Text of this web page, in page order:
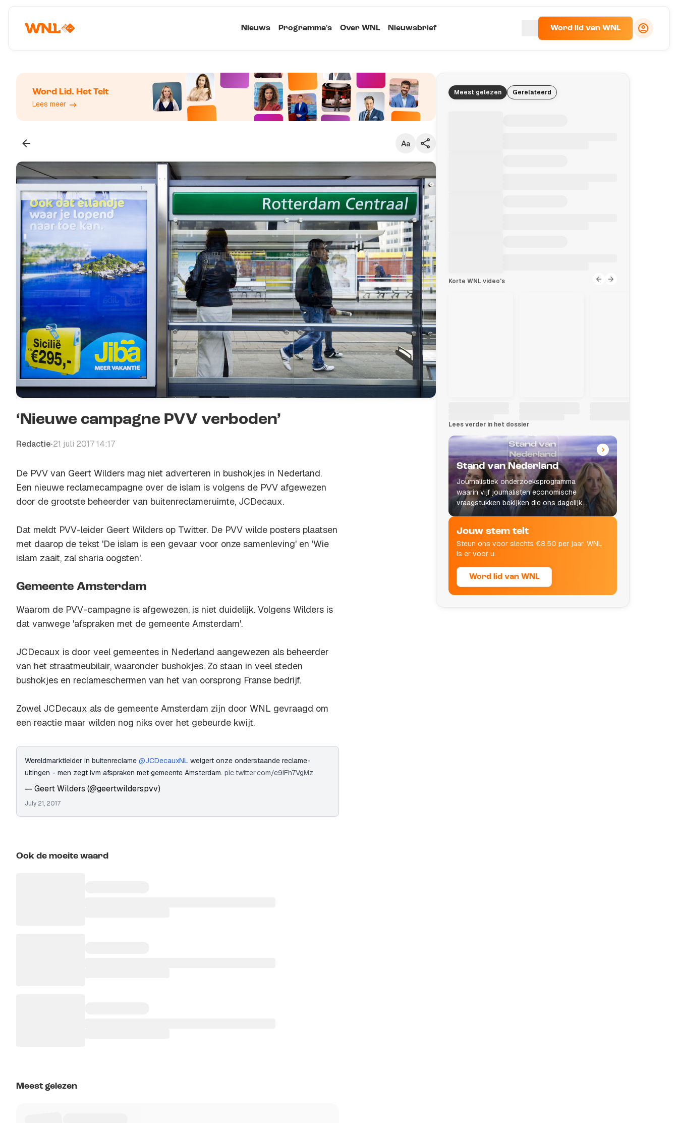
Nieuws Programma's Over WNL Nieuwsbrief Word lid van WNL
Word Lid. Het Telt
Lees meer
Klein
Standaard
Groot
Kopieer link
‘Nieuwe campagne PVV verboden’
Redactie•21 juli 2017 14:17
De PVV van Geert Wilders mag niet adverteren in bushokjes in Nederland.
Een nieuwe reclamecampagne over de islam is volgens de PVV afgewezen
door de grootste beheerder van buitenreclameruimte, JCDecaux.
Dat meldt PVV-leider Geert Wilders op Twitter. De PVV wilde posters plaatsen
met daarop de tekst 'De islam is een gevaar voor onze samenleving' en 'Wie
islam zaait, zal sharia oogsten'.
Gemeente Amsterdam
Waarom de PVV-campagne is afgewezen, is niet duidelijk. Volgens Wilders is
dat vanwege 'afspraken met de gemeente Amsterdam'.
JCDecaux is door veel gemeentes in Nederland aangewezen als beheerder
van het straatmeubilair, waaronder bushokjes. Zo staan in veel steden
bushokjes en reclameschermen van het van oorsprong Franse bedrijf.
Zowel JCDecaux als de gemeente Amsterdam zijn door WNL gevraagd om
een reactie maar wilden nog niks over het gebeurde kwijt.
Wereldmarktleider in buitenreclame @JCDecauxNL weigert onze onderstaande reclame-
uitingen - men zegt ivm afspraken met gemeente Amsterdam. pic.twitter.com/e9iFh7VgMz
— Geert Wilders (@geertwilderspvv)
July 21, 2017
Ook de moeite waard
Meest gelezen
Meest gelezen Gerelateerd
Korte WNL video's
Lees verder in het dossier
Stand van Nederland
Journalistiek onderzoeksprogramma
waarin vijf journalisten economische
vraagstukken bekijken die ons dagelijks
leven raken.
Jouw stem telt
Steun ons voor slechts €8,50 per jaar. WNL
is er voor u.
Word lid van WNL